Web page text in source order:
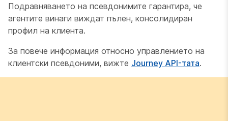
Подравняването на псевдонимите гарантира, че
агентите винаги виждат пълен, консолидиран
профил на клиента.
За повече информация относно управлението на
клиентски псевдоними, вижте Journey API-тата.